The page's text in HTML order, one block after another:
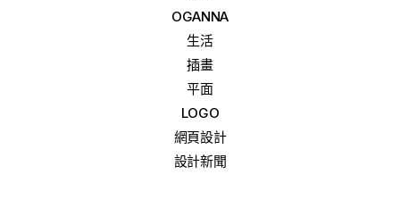
OGANNA
生活
插畫
平面
LOGO
網頁設計
設計新聞